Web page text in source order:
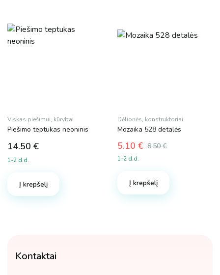
on
Viskas piešimui, kūrybai
Piešimo teptukas neoninis
14.50 €
1-2 d.d.
Į krepšelį
Dėlionės, konstruktoriai
Mozaika 528 detalės
8.50€
Original
price
8.50 €.
5.10 €
Current
price
5.10 €.
1-2 d.d.
Į krepšelį
Kontaktai